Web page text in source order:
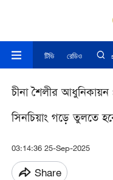
টিভি রেডিও
চীনা শৈলীর
সিনচিয়াং গড়ে তুলতে
03:14:36 25-Sep-2025
Share